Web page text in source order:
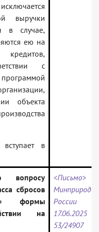
выручки
в случае,
ею на
с
объекта
вступает в
вопросу
сбросов
формы
на
<Письмо>
Минприроды
России
17.06.2025
53/24907